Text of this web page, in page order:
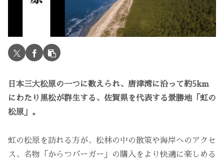
日本三大松原の一つに数えられ、唐津湾に沿って約5km
にわたり黒松が群生する、佐賀県を代表する景勝地「虹の
松原」。
虹の松原を訪れる方が、松林の中の散策や海岸へのアクセ
ス、名物「からつバーガー」の購入をより快適に楽しめる